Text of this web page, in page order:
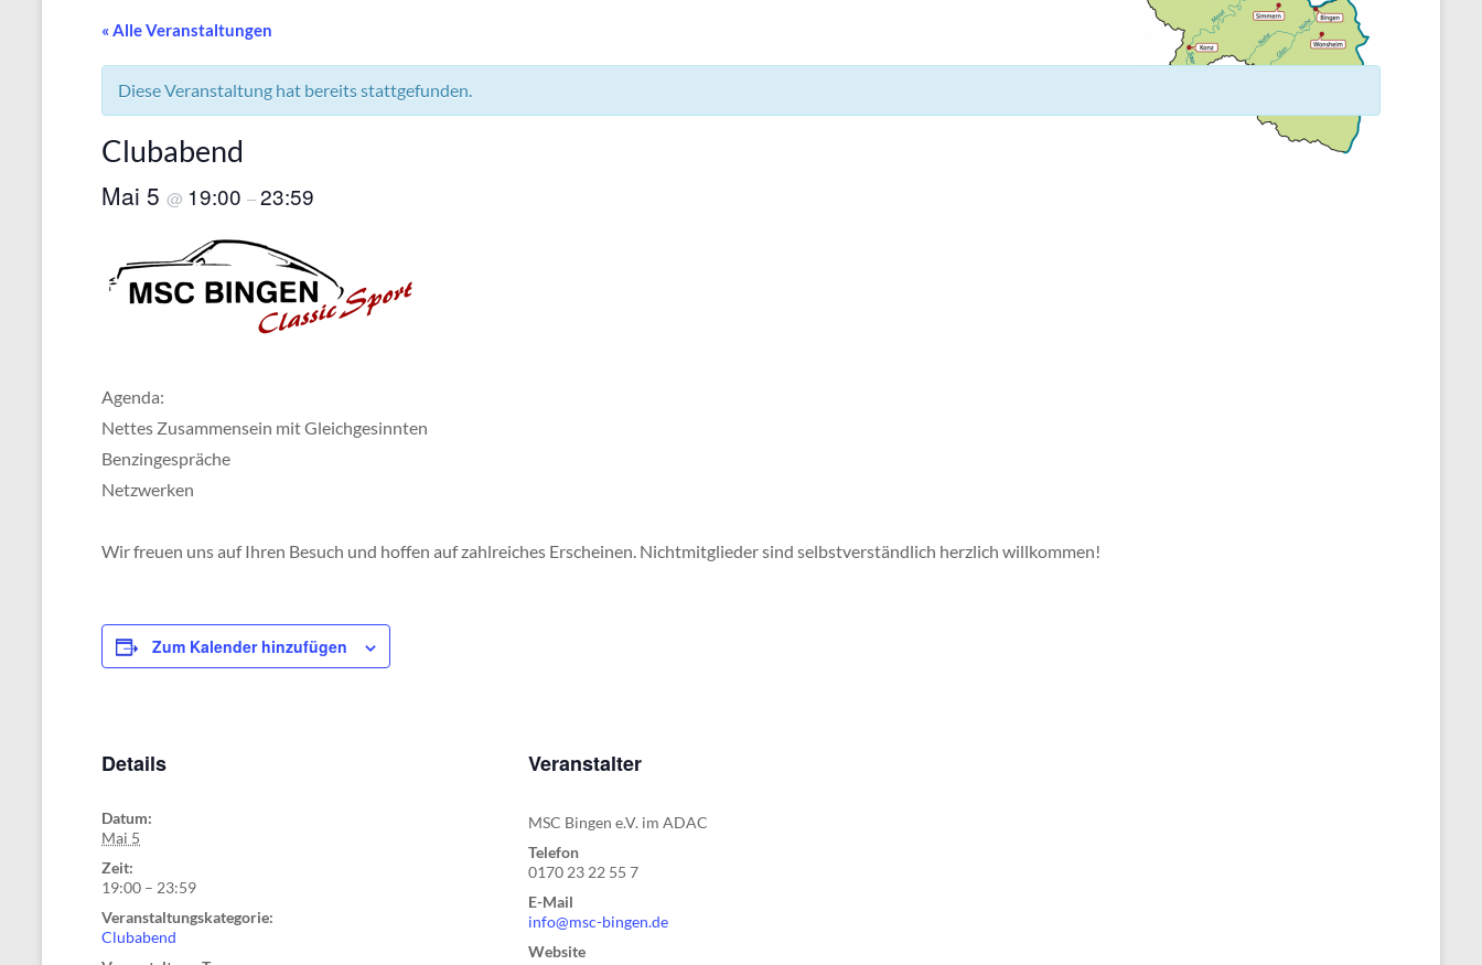
« Alle Veranstaltungen
Diese Veranstaltung hat bereits stattgefunden.
Clubabend
Mai 5 @ 19:00 –23:59
Agenda:
Nettes Zusammensein mit Gleichgesinnten
Benzingespräche
Netzwerken
Wir freuen uns auf Ihren Besuch und hoffen auf zahlreiches Erscheinen. Nichtmitglieder sind selbstverständlich herzlich willkommen!
Zum Kalender hinzufügen
Details
Datum:
Mai 5
Zeit:
19:00 – 23:59
Veranstaltungskategorie:
Clubabend
Veranstalter
MSC Bingen e.V. im ADAC
Telefon
0170 23 22 55 7
E-Mail
info@msc-bingen.de
Website